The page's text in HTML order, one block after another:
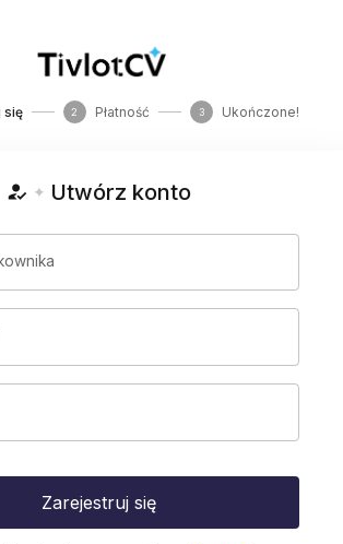
się 2 Płatność 3 Ukończone!
✦ Utwórz konto
Zarejestruj się